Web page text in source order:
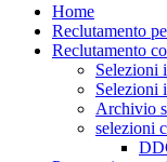
Home
Reclutamento
Reclutamento
Selezioni
Selezioni
Archivio
selezioni